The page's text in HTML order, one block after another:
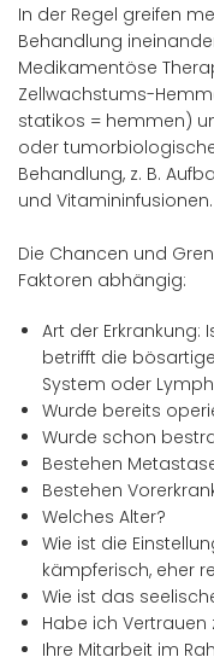
In der Regel greifen
Behandlung
Medikamentöse
Zellwachstums-
statikos = hemmen)
oder
Behandlung, z. B.
und Vitamininfusionen.
Die Chancen und
Faktoren abhängig:
Art der Erkrankung:
betrifft die
System oder
Wurde bereits
Wurde schon
Bestehen
Bestehen
Welches Alter?
Wie ist die
kämpferisch, eher
Wie ist das
Habe ich Vertrauen
Ihre Mitarbeit im